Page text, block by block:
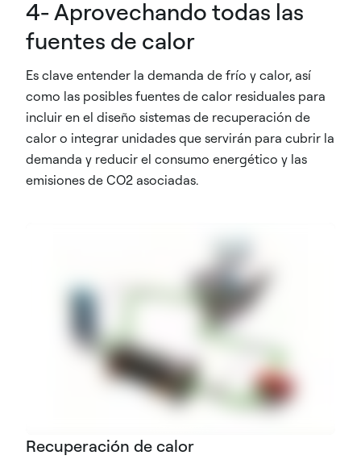
4- Aprovechando todas las
fuentes de calor
Es clave entender la demanda de frío y calor, así
como las posibles fuentes de calor residuales para
incluir en el diseño sistemas de recuperación de
calor o integrar unidades que servirán para cubrir la
demanda y reducir el consumo energético y las
emisiones de CO2 asociadas.
Recuperación de calor